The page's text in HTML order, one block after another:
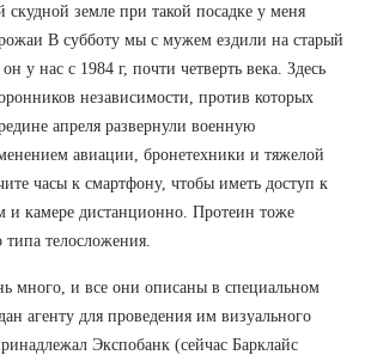
скудной земле при такой посадке у меня
В субботу мы с мужем ездили на старый
у нас с 1984 г, почти четверть века. Здесь
независимости, против которых
апреля развернули военную
авиации, бронетехники и тяжелой
часы к смартфону, чтобы иметь доступ к
и камере дистанционно. Протеин тоже
типа телосложения.
много, и все они описаны в специальном
агенту для проведения им визуального
Экспобанк (сейчас Барклайс